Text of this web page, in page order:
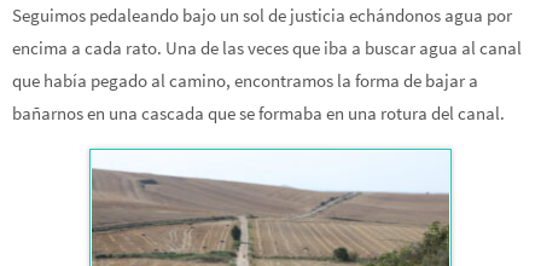
Seguimos pedaleando bajo un sol de justicia echándonos agua por
encima a cada rato. Una de las veces que iba a buscar agua al canal
que había pegado al camino, encontramos la forma de bajar a
bañarnos en una cascada que se formaba en una rotura del canal.